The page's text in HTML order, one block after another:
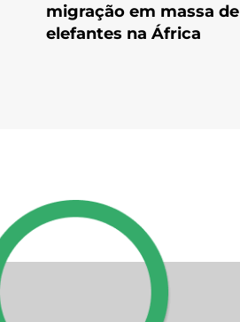
migração em massa de
elefantes na África